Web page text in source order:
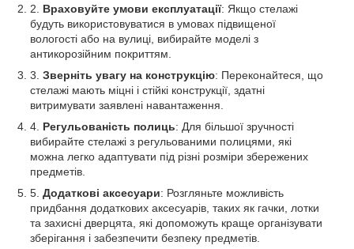
Враховуйте умови експлуатації: Якщо стелажі
будуть використовуватися в умовах підвищеної
вологості або на вулиці, вибирайте моделі з
антикорозійним покриттям.
Зверніть увагу на конструкцію: Переконайтеся, що
стелажі мають міцні і стійкі конструкції, здатні
витримувати заявлені навантаження.
Регульованість полиць: Для більшої зручності
вибирайте стелажі з регульованими полицями, які
можна легко адаптувати під різні розміри збережених
предметів.
Додаткові аксесуари: Розгляньте можливість
придбання додаткових аксесуарів, таких як гачки, лотки
та захисні дверцята, які допоможуть краще організувати
зберігання і забезпечити безпеку предметів.